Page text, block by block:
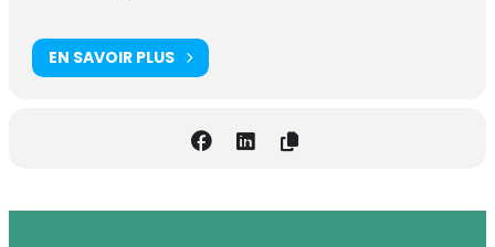
EN SAVOIR PLUS